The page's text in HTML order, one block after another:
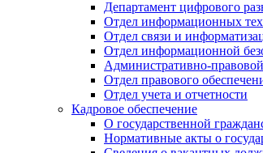
Департамент цифрового
Отдел информационных
Отдел связи и
Отдел информационной
Административно-
Отдел правового
Отдел учета и отчетности
Кадровое обеспечение
О государственной
Нормативные акты о